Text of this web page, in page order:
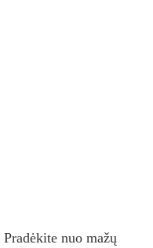
Pradėkite nuo mažų